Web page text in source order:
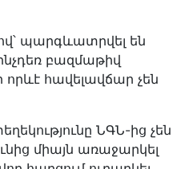
պարգևատրվել են
բազմաթիվ
հավելավճար չեն
ՆԳՆ-ից չեն
միայն առաջարկել